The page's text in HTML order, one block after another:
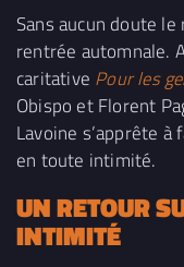
Sans aucun doute
rentrée automnale.
caritative Pour les
Obispo et Florent
Lavoine s’apprête
en toute intimité.
UN RETOUR
INTIMITÉ